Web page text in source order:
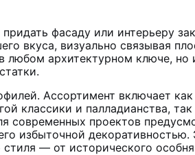
фасаду или интерьеру
вкуса, визуально связывая
архитектурном ключе, но
Ассортимент включает
классики и палладианства,
современных проектов
избыточной декоративностью.
— от исторического